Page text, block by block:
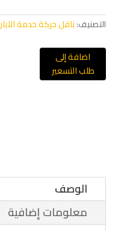
التصنيف:ناقل حركة خدمة الآبار
اضافة إلى
طلب التسعير
الوصف
معلومات إضافية